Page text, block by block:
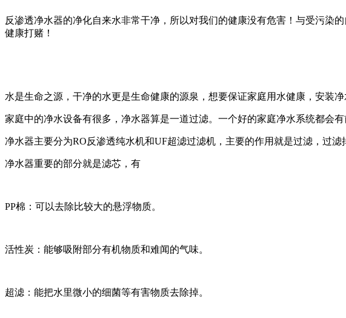
反渗透净水器的净化自来水非常干净，所以对我们的健康没有危害！与受污染
健康打赌！
水是生命之源，干净的水更是生命健康的源泉，想要保证家庭用水健康，安装净
家庭中的净水设备有很多，净水器算是一道过滤。一个好的家庭净水系统都会
净水器主要分为RO反渗透纯水机和UF超滤过滤机，主要的作用就是过滤，过
净水器重要的部分就是滤芯，有
PP棉：可以去除比较大的悬浮物质。
活性炭：能够吸附部分有机物质和难闻的气味。
超滤：能把水里微小的细菌等有害物质去除掉。